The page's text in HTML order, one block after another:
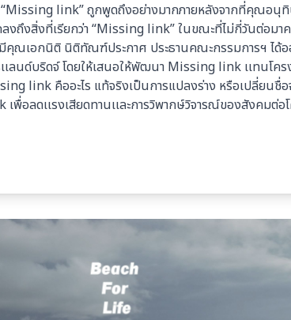
“Missing link” ถูกพูดถึงอย่างมากภายหลังจากที่คุณอนุ
ลงถึงสิ่งที่เรียกว่า “Missing link” ในขณะที่ไม่กี่วันต่อมา
คุณเอกนิติ นิติทัณฑ์ประกาศ ประธานคณะกรรมการฯ ได้อ
เลนด์บริดจ์ โดยให้เสนอให้พัฒนา Missing link เเทนโคร
link คืออะไร แท้จริงเป็นการแปลงร่าง หรือเปลี่ยนชื่อ
อลดเเรงเสียดทานเเละการวิพากษ์วิจารณ์ของสังคมต่อ